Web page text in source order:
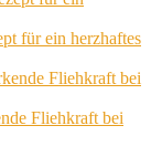
für ein herzhaftes
Fliehkraft bei